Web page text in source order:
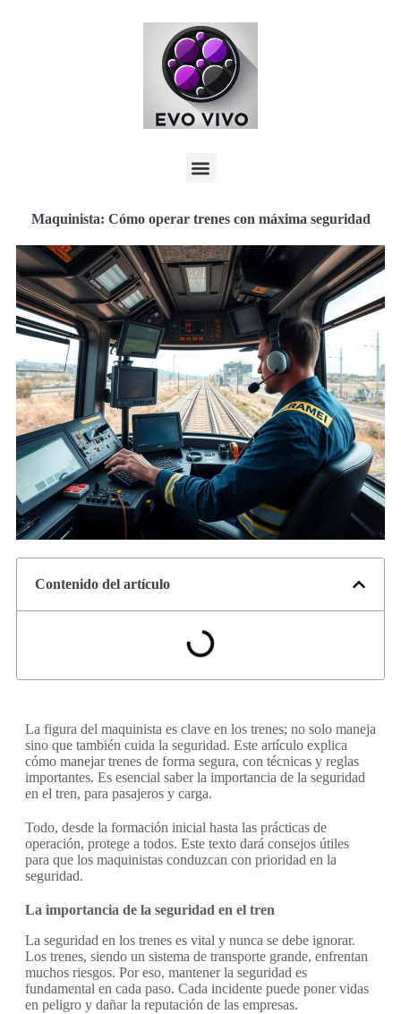
Maquinista: Cómo operar trenes con máxima seguridad
Contenido del artículo
La figura del maquinista es clave en los trenes; no solo maneja
sino que también cuida la seguridad. Este artículo explica
cómo manejar trenes de forma segura, con técnicas y reglas
importantes. Es esencial saber la importancia de la seguridad
en el tren, para pasajeros y carga.
Todo, desde la formación inicial hasta las prácticas de
operación, protege a todos. Este texto dará consejos útiles
para que los maquinistas conduzcan con prioridad en la
seguridad.
La importancia de la seguridad en el tren
La seguridad en los trenes es vital y nunca se debe ignorar.
Los trenes, siendo un sistema de transporte grande, enfrentan
muchos riesgos. Por eso, mantener la seguridad es
fundamental en cada paso. Cada incidente puede poner vidas
en peligro y dañar la reputación de las empresas.